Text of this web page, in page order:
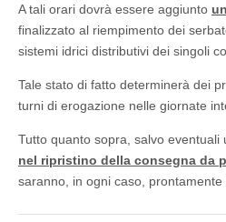
A tali orari dovrà essere aggiunto
finalizzato al riempimento dei
sistemi idrici distributivi dei singoli
Tale stato di fatto determinerà dei
turni di erogazione nelle giornate
Tutto quanto sopra, salvo eventuali
nel ripristino della consegna da
saranno, in ogni caso, prontamente